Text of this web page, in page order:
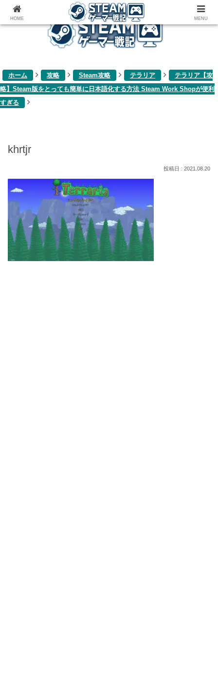
ゲーム関連雑記ブログ
ホーム 攻略 Steam攻略 テラリア
テラリア【攻
略】Steam版をとっても簡単に日本語化する方法 Steam Work Shopが便利
すぎる
khrtjr
2021.08.20
HOME MENU